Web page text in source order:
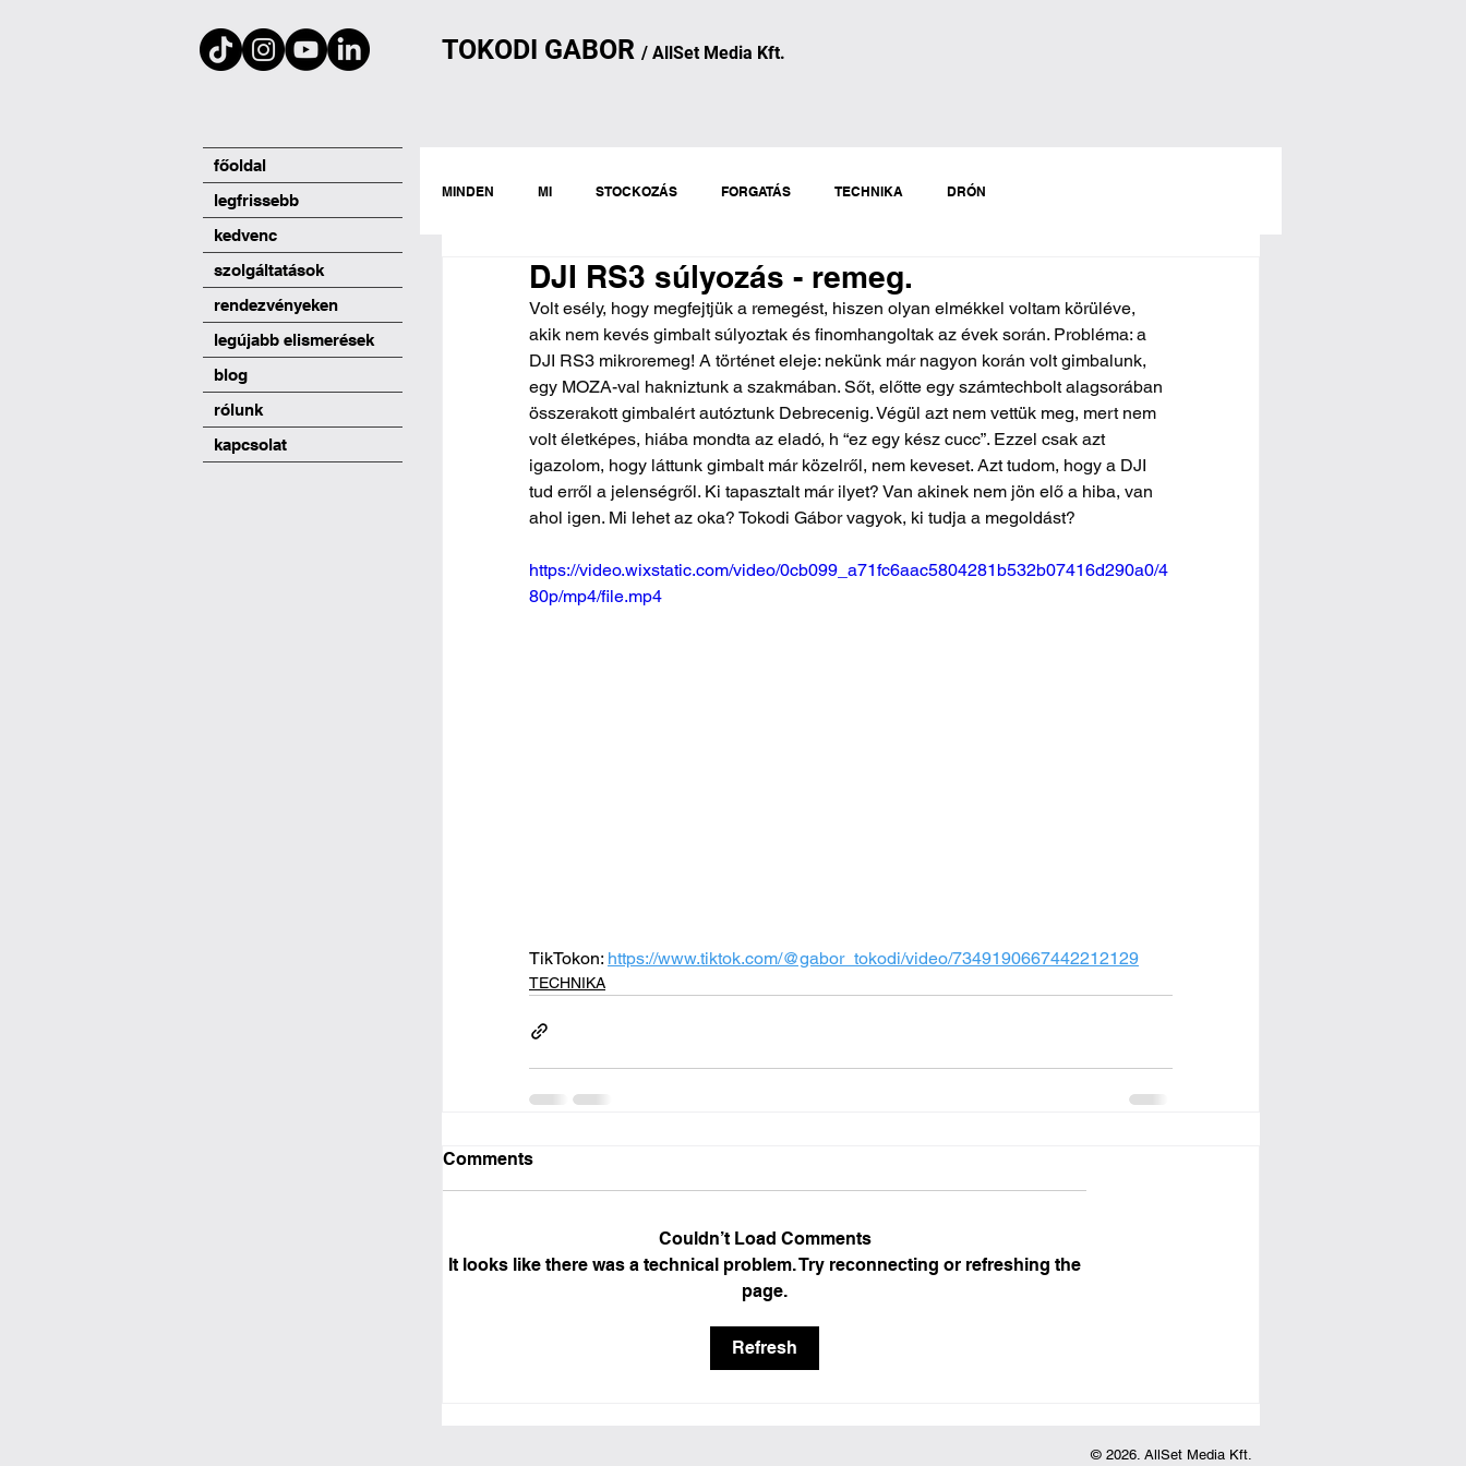
TOKODI GABOR / AllSet Media Kft.
MINDEN MI STOCKOZÁS FORGATÁS TECHNIKA DRÓN
DJI RS3 súlyozás - remeg.
Volt esély, hogy megfejtjük a remegést, hiszen olyan elmékkel voltam körüléve,
akik nem kevés gimbalt súlyoztak és finomhangoltak az évek során. Probléma: a
DJI RS3 mikroremeg! A történet eleje: nekünk már nagyon korán volt gimbalunk,
egy MOZA-val hakniztunk a szakmában. Sőt, előtte egy számtechbolt alagsorában
összerakott gimbalért autóztunk Debrecenig. Végül azt nem vettük meg, mert nem
volt életképes, hiába mondta az eladó, h “ez egy kész cucc”. Ezzel csak azt
igazolom, hogy láttunk gimbalt már közelről, nem keveset. Azt tudom, hogy a DJI
tud erről a jelenségről. Ki tapasztalt már ilyet? Van akinek nem jön elő a hiba, van
ahol igen. Mi lehet az oka? Tokodi Gábor vagyok, ki tudja a megoldást?
https://video.wixstatic.com/video/0cb099_a71fc6aac5804281b532b07416d290a0/4
80p/mp4/file.mp4
TikTokon: https://www.tiktok.com/@gabor_tokodi/video/7349190667442212129
TECHNIKA
Comments
Couldn’t Load Comments
It looks like there was a technical problem. Try reconnecting or refreshing the
page.
Refresh
főoldal
legfrissebb
kedvenc
szolgáltatások
rendezvényeken
legújabb elismerések
blog
rólunk
kapcsolat
© 2026. AllSet Media Kft.